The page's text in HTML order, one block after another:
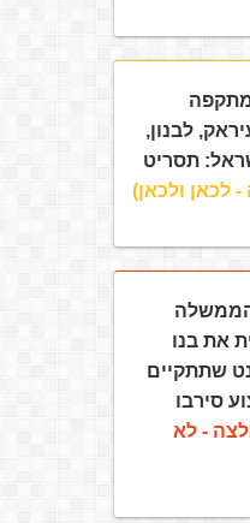
מתקפה
לבנון,
תסריט
לכאן ולכאן)
את בנו
שתתקיים
סירבו
- לא